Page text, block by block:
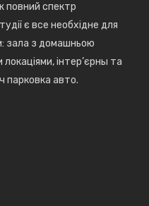
повний спектр
є все необхідне для
зала з домашньою
інтер’єрны та
парковка авто.